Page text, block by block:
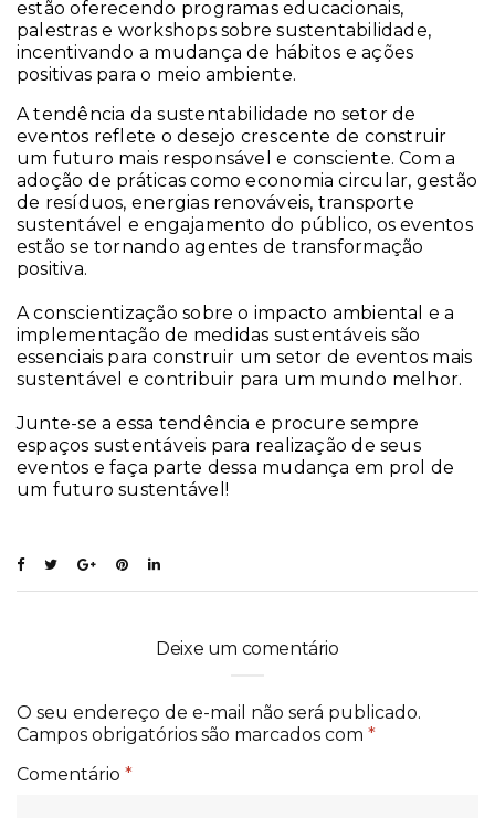
estão oferecendo programas educacionais,
palestras e workshops sobre sustentabilidade,
incentivando a mudança de hábitos e ações
positivas para o meio ambiente.
A tendência da sustentabilidade no setor de
eventos reflete o desejo crescente de construir
um futuro mais responsável e consciente. Com a
adoção de práticas como economia circular, gestão
de resíduos, energias renováveis, transporte
sustentável e engajamento do público, os eventos
estão se tornando agentes de transformação
positiva.
A conscientização sobre o impacto ambiental e a
implementação de medidas sustentáveis são
essenciais para construir um setor de eventos mais
sustentável e contribuir para um mundo melhor.
Junte-se a essa tendência e procure sempre
espaços sustentáveis para realização de seus
eventos e faça parte dessa mudança em prol de
um futuro sustentável!
Deixe um comentário
O seu endereço de e-mail não será publicado.
Campos obrigatórios são marcados com *
Comentário *